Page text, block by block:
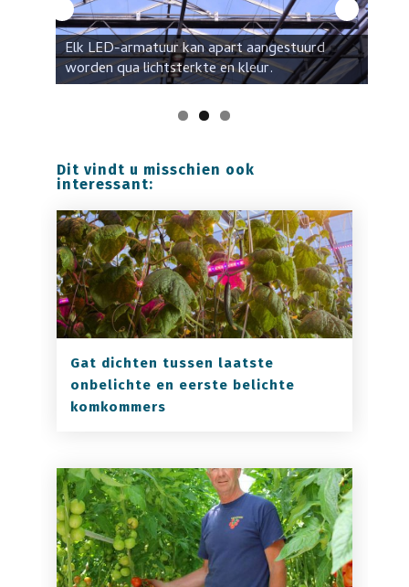
Elk LED-armatuur kan apart aangestuurd
worden qua lichtsterkte en kleur.
Dit vindt u misschien ook
interessant:
Gat dichten tussen laatste
onbelichte en eerste belichte
komkommers